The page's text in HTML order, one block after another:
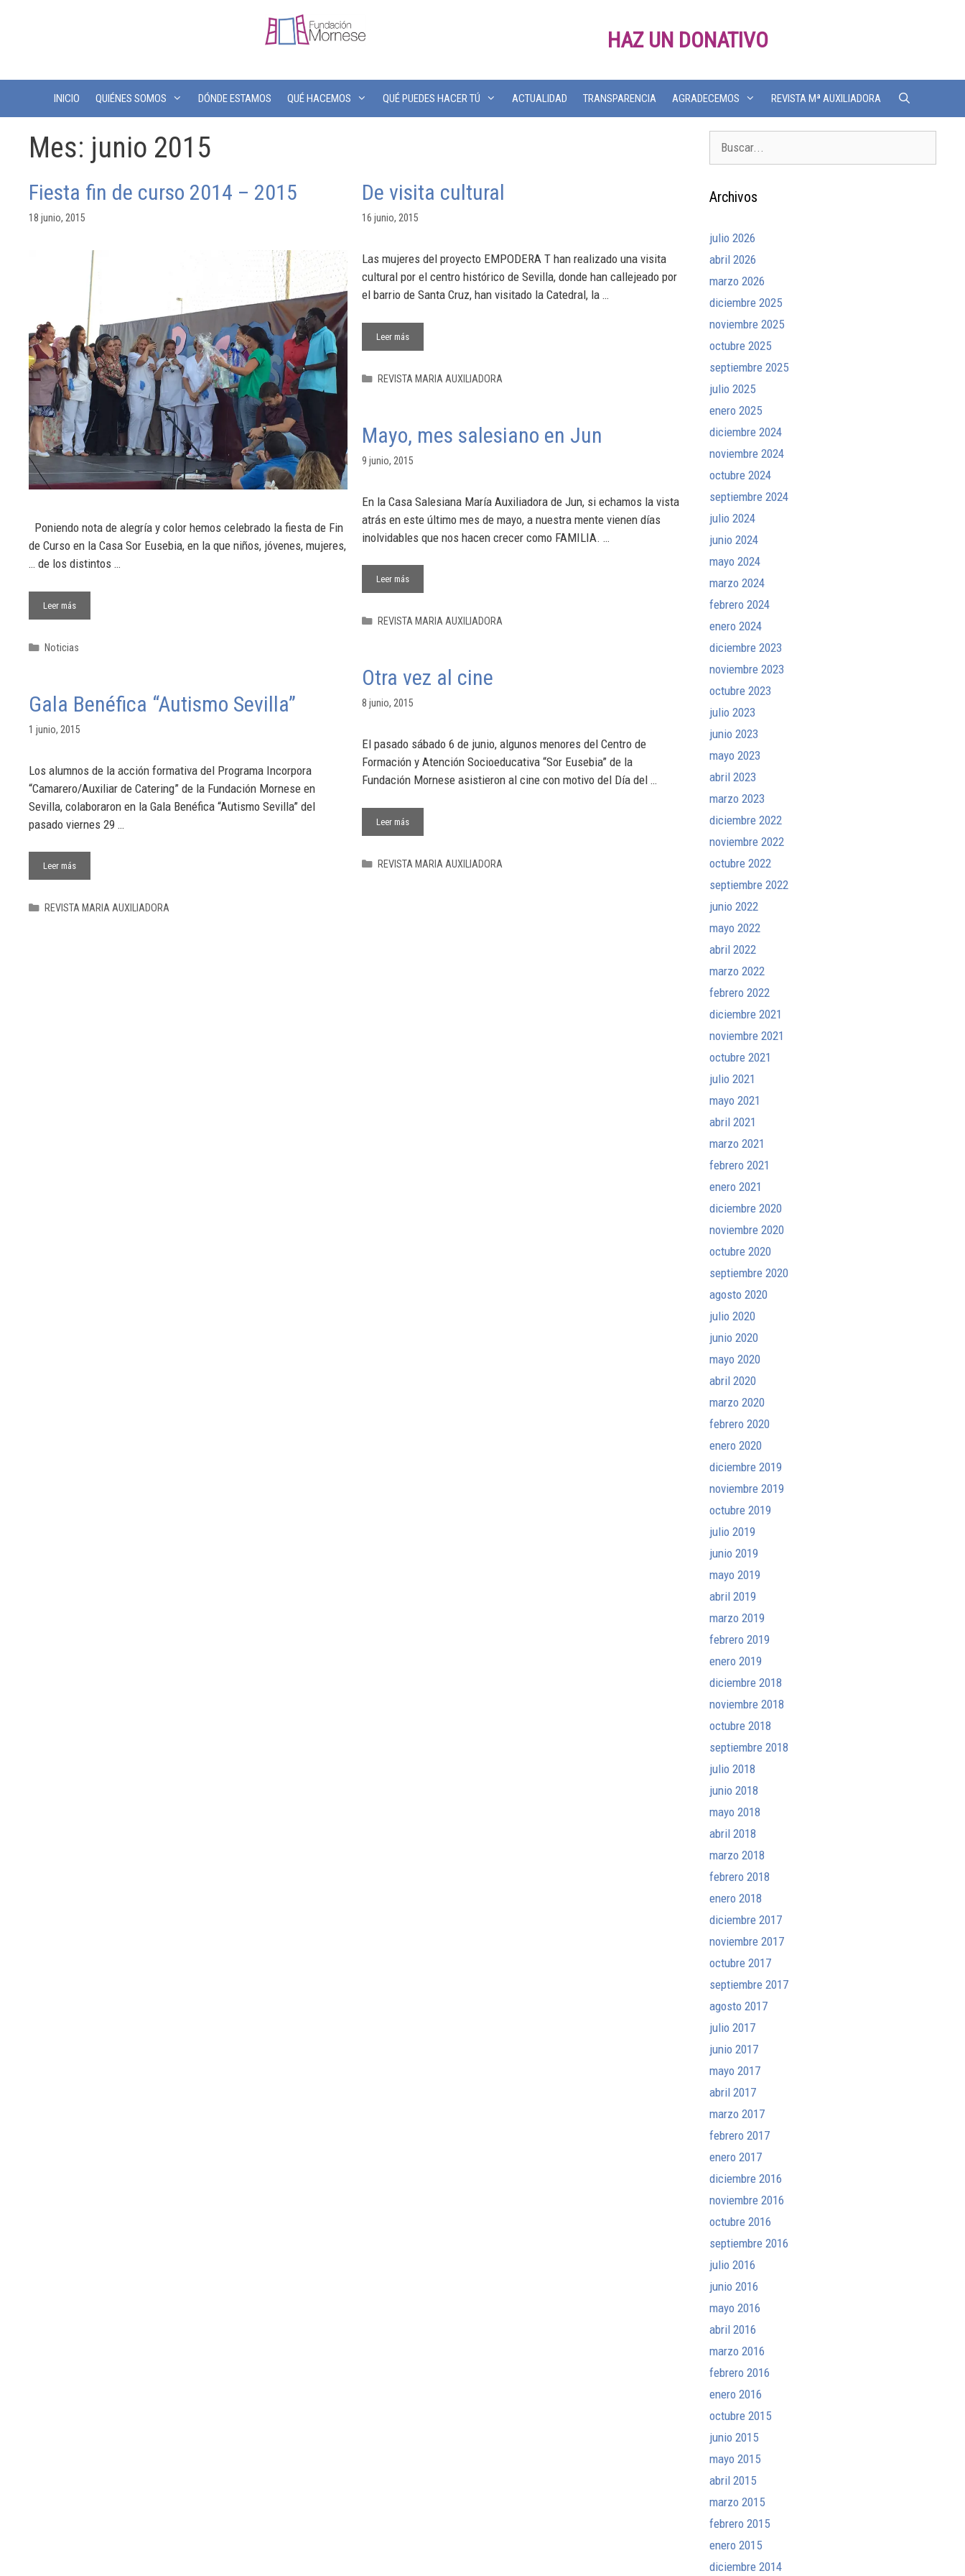
HAZ UN DONATIVO
INICIO QUIÉNES SOMOS DÓNDE ESTAMOS QUÉ HACEMOS QUÉ PUEDES HACER TÚ ACTUALIDAD TRANSPARENCIA AGRADECEMOS REVISTA Mª AUXILIADORA
Mes: junio 2015
Fiesta fin de curso 2014 – 2015
18 junio, 2015
Poniendo nota de alegría y color hemos celebrado la fiesta de Fin
de Curso en la Casa Sor Eusebia, en la que niños, jóvenes, mujeres,
… de los distintos …
Leer más
Noticias
De visita cultural
16 junio, 2015
Las mujeres del proyecto EMPODERA T han realizado una visita
cultural por el centro histórico de Sevilla, donde han callejeado por
el barrio de Santa Cruz, han visitado la Catedral, la …
Leer más
REVISTA MARIA AUXILIADORA
Mayo, mes salesiano en Jun
9 junio, 2015
En la Casa Salesiana María Auxiliadora de Jun, si echamos la vista
atrás en este último mes de mayo, a nuestra mente vienen días
inolvidables que nos hacen crecer como FAMILIA. …
Leer más
REVISTA MARIA AUXILIADORA
Otra vez al cine
8 junio, 2015
El pasado sábado 6 de junio, algunos menores del Centro de
Formación y Atención Socioeducativa “Sor Eusebia” de la
Fundación Mornese asistieron al cine con motivo del Día del …
Leer más
REVISTA MARIA AUXILIADORA
Gala Benéfica “Autismo Sevilla”
1 junio, 2015
Los alumnos de la acción formativa del Programa Incorpora
“Camarero/Auxiliar de Catering” de la Fundación Mornese en
Sevilla, colaboraron en la Gala Benéfica “Autismo Sevilla” del
pasado viernes 29 …
Leer más
REVISTA MARIA AUXILIADORA
Archivos
julio 2026
abril 2026
marzo 2026
diciembre 2025
noviembre 2025
octubre 2025
septiembre 2025
julio 2025
enero 2025
diciembre 2024
noviembre 2024
octubre 2024
septiembre 2024
julio 2024
junio 2024
mayo 2024
marzo 2024
febrero 2024
enero 2024
diciembre 2023
noviembre 2023
octubre 2023
julio 2023
junio 2023
mayo 2023
abril 2023
marzo 2023
diciembre 2022
noviembre 2022
octubre 2022
septiembre 2022
junio 2022
mayo 2022
abril 2022
marzo 2022
febrero 2022
diciembre 2021
noviembre 2021
octubre 2021
julio 2021
mayo 2021
abril 2021
marzo 2021
febrero 2021
enero 2021
diciembre 2020
noviembre 2020
octubre 2020
septiembre 2020
agosto 2020
julio 2020
junio 2020
mayo 2020
abril 2020
marzo 2020
febrero 2020
enero 2020
diciembre 2019
noviembre 2019
octubre 2019
julio 2019
junio 2019
mayo 2019
abril 2019
marzo 2019
febrero 2019
enero 2019
diciembre 2018
noviembre 2018
octubre 2018
septiembre 2018
julio 2018
junio 2018
mayo 2018
abril 2018
marzo 2018
febrero 2018
enero 2018
diciembre 2017
noviembre 2017
octubre 2017
septiembre 2017
agosto 2017
julio 2017
junio 2017
mayo 2017
abril 2017
marzo 2017
febrero 2017
enero 2017
diciembre 2016
noviembre 2016
octubre 2016
septiembre 2016
julio 2016
junio 2016
mayo 2016
abril 2016
marzo 2016
febrero 2016
enero 2016
octubre 2015
junio 2015
mayo 2015
abril 2015
marzo 2015
febrero 2015
enero 2015
diciembre 2014